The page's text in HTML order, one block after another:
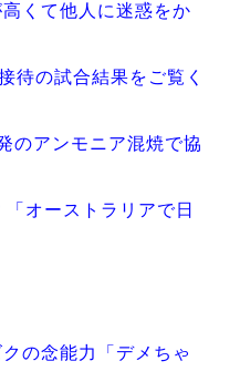
くて他人に迷惑をか
待の試合結果をご覧く
のアンモニア混焼で協
オーストラリアで日
の念能力「デメちゃ